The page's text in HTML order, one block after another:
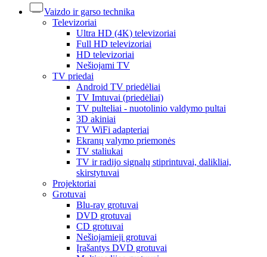
Vaizdo ir garso technika
Televizoriai
Ultra HD (4K) televizoriai
Full HD televizoriai
HD televizoriai
Nešiojami TV
TV priedai
Android TV priedėliai
TV Imtuvai (priedėliai)
TV pulteliai - nuotolinio valdymo pultai
3D akiniai
TV WiFi adapteriai
Ekranų valymo priemonės
TV staliukai
TV ir radijo signalų stiprintuvai, dalikliai,
skirstytuvai
Projektoriai
Grotuvai
Blu-ray grotuvai
DVD grotuvai
CD grotuvai
Nešiojamieji grotuvai
Įrašantys DVD grotuvai